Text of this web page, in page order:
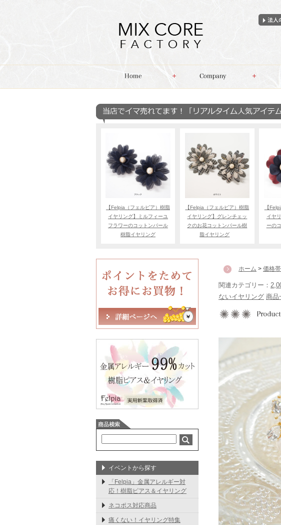
【Felpia（フェルピア）樹脂
イヤリング】ミルフィーユ
フラワーのコットンパール
樹脂イヤリング
【Felpia（フェルピア）樹脂
イヤリング】グレンチェッ
クのお花コットンパール樹
脂イヤリング
【
イヤ
ーの
ホーム > 価格
関連カテゴリー：
ないイヤリング 商品
イベントから探す
「Felpia」金属アレルギー対
応！樹脂ピアス＆イヤリング
ネコポス対応商品
痛くない！イヤリング特集